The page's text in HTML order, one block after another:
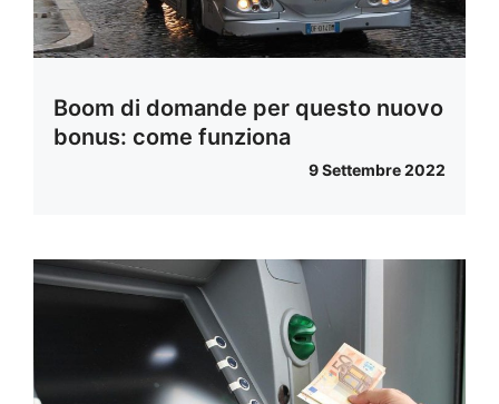
Boom di domande per questo nuovo
bonus: come funziona
9 Settembre 2022